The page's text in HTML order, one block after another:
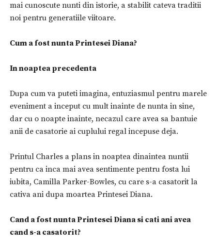
mai cunoscute nunti din istorie, a stabilit cateva traditii
noi pentru generatiile viitoare.
Cum a fost nunta Printesei Diana?
In noaptea precedenta
Dupa cum va puteti imagina, entuziasmul pentru marele
eveniment a inceput cu mult inainte de nunta in sine,
dar cu o noapte inainte, necazul care avea sa bantuie
anii de casatorie ai cuplului regal incepuse deja.
Printul Charles a plans in noaptea dinaintea nuntii
pentru ca inca mai avea sentimente pentru fosta lui
iubita, Camilla Parker-Bowles, cu care s-a casatorit la
cativa ani dupa moartea Printesei Diana.
Cand a fost nunta Printesei Diana si cati ani avea
cand s-a casatorit?